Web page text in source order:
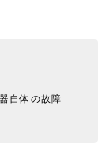
自体の故障